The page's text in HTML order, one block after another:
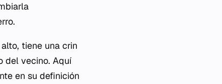
tiene una crin
del vecino. Aquí
en su definición